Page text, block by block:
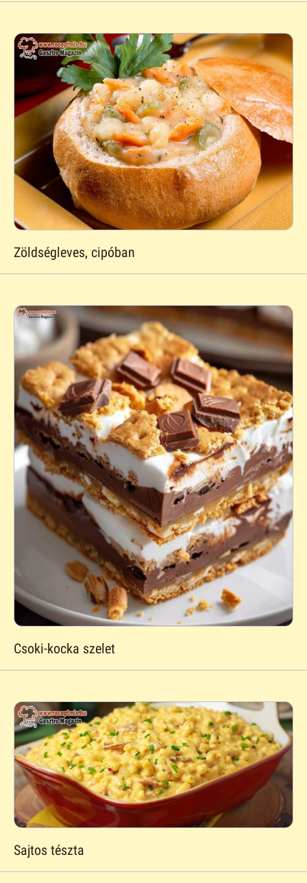
Zöldségleves, cipóban
Csoki-kocka szelet
Sajtos tészta